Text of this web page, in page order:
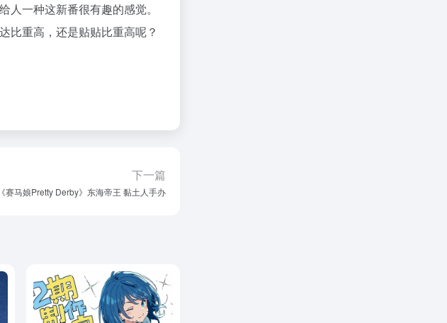
人一种这新番很有趣的感觉。
比重高，还是贴贴比重高呢？
下一篇
赛马娘Pretty Derby》东海帝王 黏土人手办